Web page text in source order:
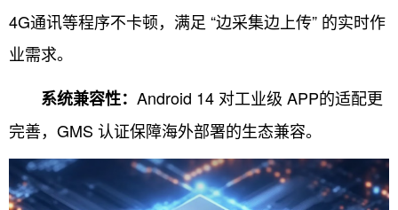
4G通讯等程序不卡顿，满足 “边采集边上传” 的实时作
业需求。
系统兼容性： Android 14 对工业级 APP的适配更
完善，GMS 认证保障海外部署的生态兼容。